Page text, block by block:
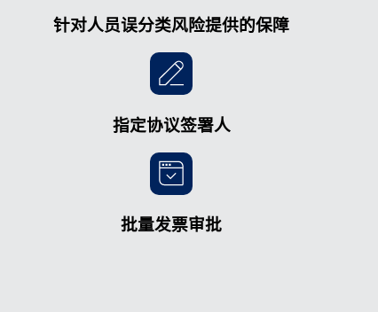
针对人员误分类风险提供的保障
指定协议签署人
批量发票审批